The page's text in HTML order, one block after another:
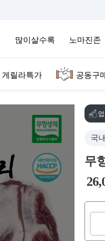
많이살수록 노마진존
게릴라특가 공동구
국
무